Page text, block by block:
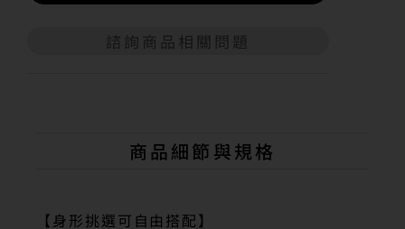
諮詢商品相關問題
商品細節與規格
【身形挑選可自由搭配】